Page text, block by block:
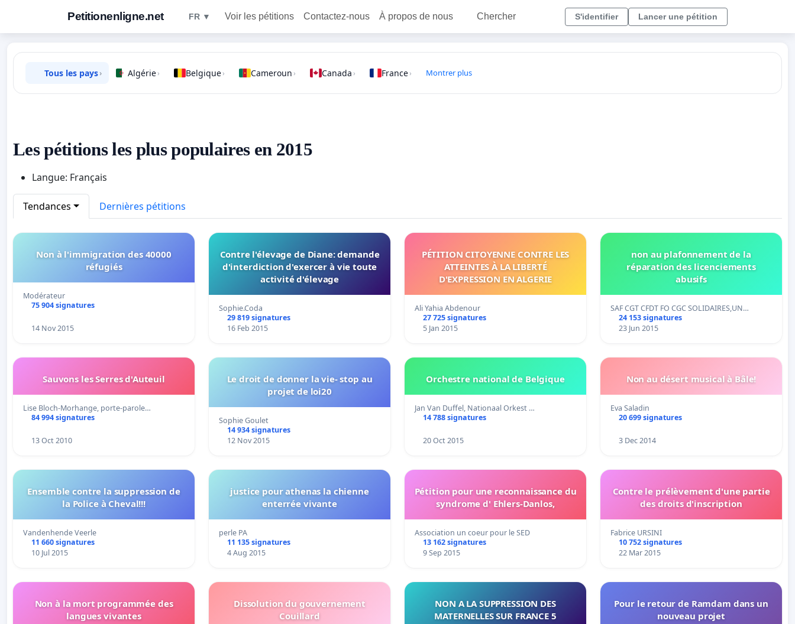
Petitionenligne.net FR ▼ Voir les pétitions Contactez-nous À propos de nous Chercher S'identifier Lancer une pétition
Tous les pays› Algérie› Belgique› Cameroun › Canada › France› Montrer plus
Les pétitions les plus populaires en 2015
Langue: Français
Tendances Dernières pétitions
Non à l'immigration des 40000
réfugiés
Modérateur
75 904 signatures
14 Nov 2015
Contre l'élevage de Diane: demande
d'interdiction d'exercer à vie toute
activité d'élevage
Sophie.Coda
29 819 signatures
16 Feb 2015
PÉTITION CITOYENNE CONTRE LES
ATTEINTES À LA LIBERTÉ
D'EXPRESSION EN ALGERIE
Ali Yahia Abdenour
27 725 signatures
5 Jan 2015
non au plafonnement de la
réparation des licenciements
abusifs
SAF CGT CFDT FO CGC SOLIDAIRES,UN…
24 153 signatures
23 Jun 2015
Sauvons les Serres d'Auteuil
Lise Bloch-Morhange, porte-parole…
84 994 signatures
13 Oct 2010
Le droit de donner la vie- stop au
projet de loi20
Sophie Goulet
14 934 signatures
12 Nov 2015
Orchestre national de Belgique
Jan Van Duffel, Nationaal Orkest …
14 788 signatures
20 Oct 2015
Non au désert musical à Bâle!
Eva Saladin
20 699 signatures
3 Dec 2014
Ensemble contre la suppression de
la Police à Cheval!!!
Vandenhende Veerle
11 660 signatures
10 Jul 2015
justice pour athenas la chienne
enterrée vivante
perle PA
11 135 signatures
4 Aug 2015
Pétition pour une reconnaissance du
syndrome d' Ehlers-Danlos,
Association un coeur pour le SED
13 162 signatures
9 Sep 2015
Contre le prélèvement d'une partie
des droits d'inscription
Fabrice URSINI
10 752 signatures
22 Mar 2015
Non à la mort programmée des
langues vivantes
Dissolution du gouvernement
Couillard
NON A LA SUPPRESSION DES
MATERNELLES SUR FRANCE 5
Pour le retour de Ramdam dans un
nouveau projet